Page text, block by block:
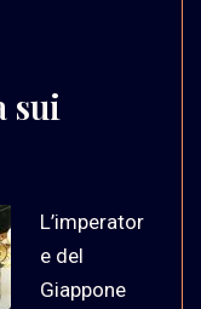
sui
L’imperator
e del
Giappone